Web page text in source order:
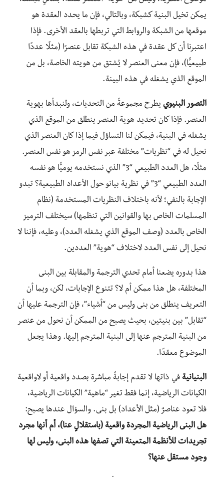
يمكن تخيل البنية كشبكة، وبالتالي، فإن ما يحدد العقدة هو
موقعها من الشبكة والروابط التي تربطها بالعقد الأخرى. فإذا
اعتبرنا أن كل عقدة في هذه الشبكة تقابل عنصرًا (مثلًا عددًا
طبيعيًّا)، فإن معنى العنصر لا يُشتق من هويته الخاصة، بل من
الموقع الذي يشغله في هذه البينة.
التصور البنيوي يطرح مجموعةً من التحديات، ولنبدأها بهوية
العنصر. فإذا كان تحديد هوية العنصر ينطلق من الموقع الذي
يشغله في البنية، فيمكن لنا التساؤل فيما إذا كان العنصر الذي
نحيل له في “نظريات” مختلفة عبر نفس الرمز هو نفس العنصر.
مثلًا، هل العدد الطبيعي “3” الذي نستخدمه يوميًّا هو نفسه
العدد الطبيعي “3” في نظرية بيانو حول الأعداد الطبيعية؟ تبدو
الإجابة بالنفي؛ لأنه باختلاف النظريات المستخدمة (نظام
المسلمات الخاص بها والقوانين التي تنظمها) سيختلف الترميز
الخاص بالعدد (وصف الموقع الذي يشغله العدد)، وعليه، فإننا لا
نحيل إلى نفس العدد لاختلاف “هوية” العددين.
هذا بدوره يضعنا أمام تحدي الترجمة والمقابلة بين البنى
المختلفة، هل هذا ممكن أم لا؟ تتنوع الإجابات، لكن، وبما أن
التعريف ينطلق من بنى وليس من “أشياء”، فإن الترجمة عليها أن
“تقابل” بين بنيتين، بحيث يصبح من الممكن أن نحول من عنصر
من البنية المترجم عنها إلى البنية المترجم إليها. وهذا يجعل
الموضوع معقدًا.
البنيانية في ذاتها لا تقدم إجابةً مباشرة بصدد واقعية أو لاواقعية
الكيانات الرياضية، إنما فقط تغير “ماهية” الكيانات الرياضية،
فلا تعود عناصرٌ (مثل الأعداد) بل بنى. والسؤال عندها يصبح:
هل البنى الرياضية المجردة واقعية (باستقلالٍ عنا)، أم أنها مجرد
تجريدات للأنظمة المتعينة التي تصفها هذه البنى، وليس لها
وجود مستقل عنها؟